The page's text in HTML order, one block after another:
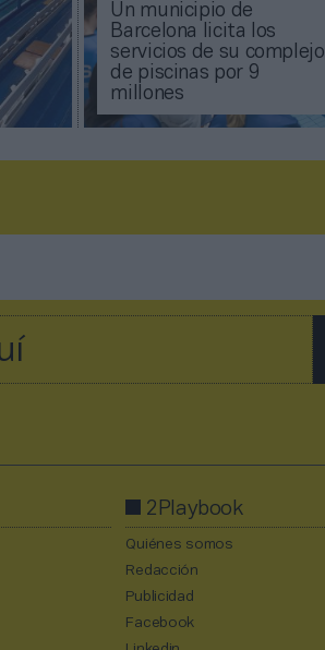
Un municipio de
Barcelona licita los
servicios de su complejo
de piscinas por 9
millones
2Playbook
Quiénes somos
Redacción
Publicidad
Facebook